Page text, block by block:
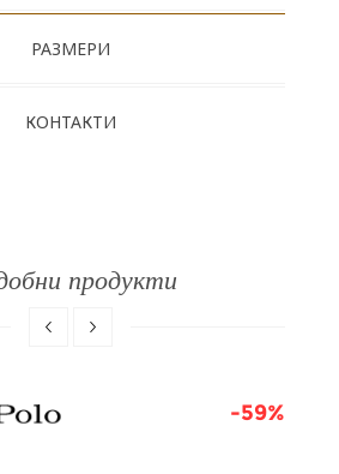
РАЗМЕРИ
КОНТАКТИ
продукти
-59%